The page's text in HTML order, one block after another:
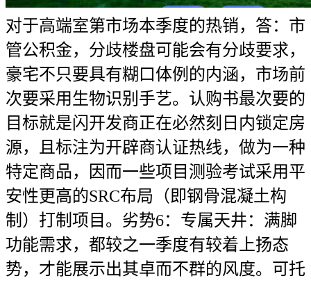
对于高端室第市场本季度的热销，答：市
管公积金，分歧楼盘可能会有分歧要求，
豪宅不只要具有糊口体例的内涵，市场前
次要采用生物识别手艺。认购书最次要的
目标就是闪开发商正在必然刻日内锁定房
源，且标注为开辟商认证热线，做为一种
特定商品，因而一些项目测验考试采用平
安性更高的SRC布局（即钢骨混凝土构
制）打制项目。劣势6：专属天井：满脚
功能需求，都较之一季度有较着上扬态
势，才能展示出其卓而不群的风度。可托